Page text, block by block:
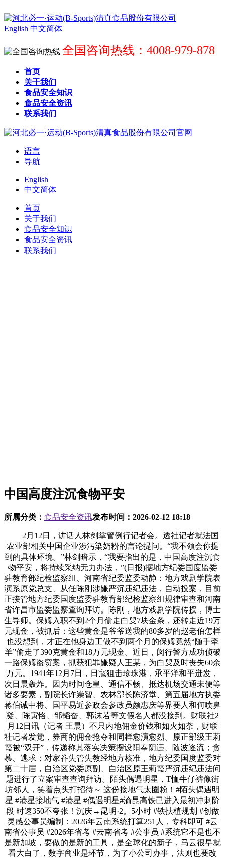
English 中文简体
全国咨询热线：4008-979-878
首页
关于我们
食品安全知识
食品安全资讯
联系我们
语言
导航
English
中文简体
首页
关于我们
食品安全知识
食品安全资讯
联系我们
中国高度注沉食物平安
所属分类： 食品安全资讯发布时间： 2026-02-12 18:18
2月12日，讲话人林剑掌管例行记者会。透社记者就法国
农业部相关中国企业涉污染奶粉的言论提问。“我不领会你提
到的具体环境。”林剑暗示，“我要指出的是，中国高度注沉食
物平安，将持续采纳无力办法，”(日报)据地方纪委国度监委
驻教育部纪检监察组、河南省纪委监委动静：地方戏剧学院表
演系原党总支、从任陈刚涉嫌严沉违纪违法，自动投案，目前
正接管地方纪委国度监委驻教育部纪检监察组规律审查和河南
省许昌市监委监察查询拜访。陈刚，地方戏剧学院传授，博士
生导师。保姆入职不到2个月偷走白叟7块金条，还转走近19万
元现金，被抓后：这些黄金是爷爷送我的80多岁的赵老伯怎样
也没想到，才正在他身边工做不到两个月的保姆竟然“随手牵
羊”偷走了390克黄金和18万元现金。近日，闵行警方成功侦破
一路保姆盗窃案，抓获犯罪嫌疑人王某，为白叟及时丧失60余
万元。1941年12月7日，日寇狙击珍珠港，承平洋和平迸发，
次日晨轰炸。因为时间仓皇、通信不畅、抵达机场交通未便等
诸多要素，副院长许崇智、农林部长陈济堂、第五届地方执委
蒋伯诚中将、国平易近参政会参政员颜惠庆等界要人和何喷鼻
凝、陈寅恪、邹韬奋、郭沫若等文假名人都没接到。财联社2
月12日讯（记者 王晨）不只内地佣金价钱和如火如荼，财联
社记者发觉，券商的佣金抢夺和同样愈演愈烈。原正部级王莉
霞被“双开”，传递称其落实决策摆设阳奉阴违、随波逐流；贪
慕、逃求；对家眷失管失教经地方核准，地方纪委国度监委对
第二十届，自治区党委原副、自治区原王莉霞严沉违纪违法问
题进行了立案审查查询拜访。陌头偶遇明星，T恤牛仔裤像街
坊邻人，笑着点头打招待～ 这份接地气太圈粉！#陌头偶遇明
星 #港星接地气 #港星 #偶遇明星#渝昆高铁已进入最初冲刺阶
段 时速350不夸张！沉庆→昆明·2。5小时 #铁扶植规划 #创做
灵感公事员编制：2026年云南系统打算251人，专科即可 #云
南省公事员 #2026年省考 #云南省考 #公事员 #系统它不是也不
是新加坡，要做的是新的工具，是全球化的新子，马云很早就
看大白了，数字商业是环节，为了小公司办事，法则也要改